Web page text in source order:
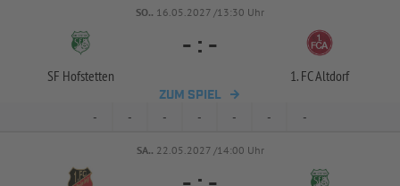
SO.. 16.05.2027 /13:30 Uhr
SF Hofstetten
- : -
1. FC Altdorf
ZUM SPIEL
- - - - - - -
SA.. 22.05.2027 /14:00 Uhr